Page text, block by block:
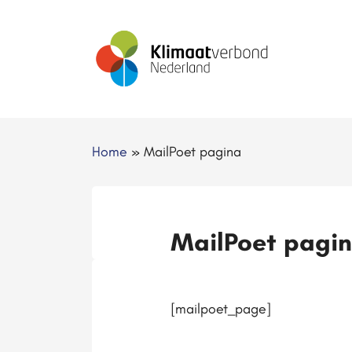
Home » MailPoet pagina
MailPoet
[mailpoet_page]